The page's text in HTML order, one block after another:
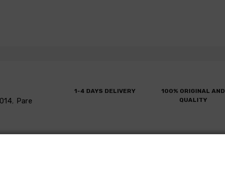
, Pare
1-4 DAYS DELIVERY
100% ORIGINAL AND
QUALITY